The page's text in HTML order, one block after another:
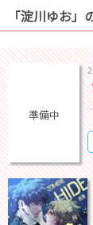
「淀川ゆお」
準備中